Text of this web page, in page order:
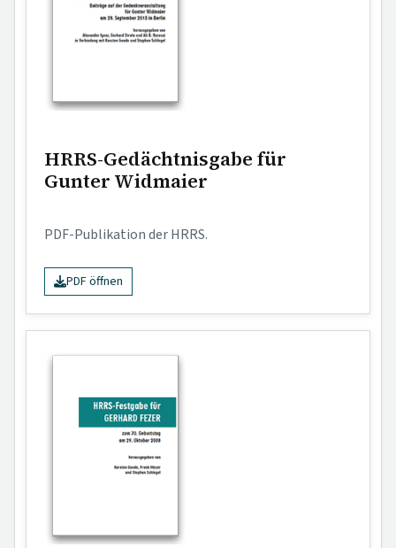
HRRS-Gedächtnisgabe für
Gunter Widmaier
PDF-Publikation der HRRS.
PDF öffnen